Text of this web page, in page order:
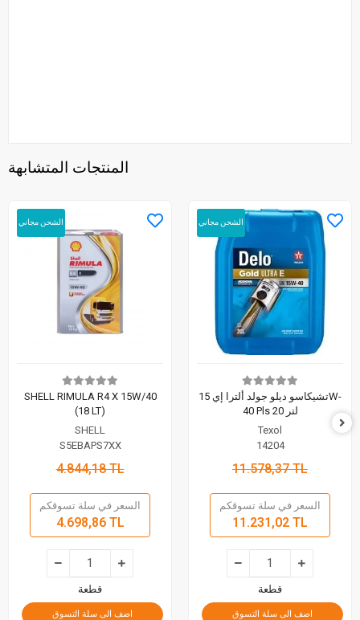
المنتجات المتشابهة
الشحن مجاني
SHELL RIMULA R4 X 15W/40
(18 LT)
SHELL
S5EBAPS7XX
4.844,18 TL
السعر في سلة تسوقكم
4.698,86 TL
قطعة
اضف الى سلة التسوق
الشحن مجاني
تشيكاسو ديلو جولد ألترا إي 15W-
40 Pls 20 لتر
Texol
14204
11.578,37 TL
السعر في سلة تسوقكم
11.231,02 TL
قطعة
اضف الى سلة التسوق